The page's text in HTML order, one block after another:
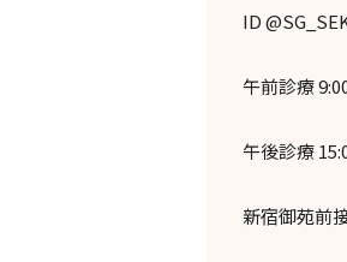
ID
午前診療
午後診療
新宿御苑前